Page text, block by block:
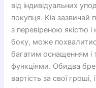
від індивідуальних
покупця. Kia зазвичай
з перевіреною якістю
боку, може
багатим оснащенням і
функціями. Обидва
вартість за свої